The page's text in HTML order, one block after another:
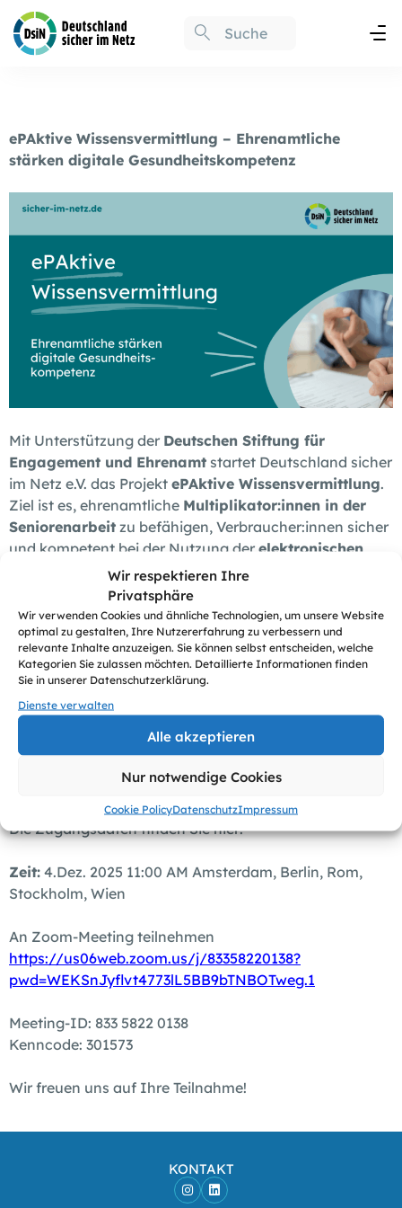
Wir respektieren Ihre
Privatsphäre
Wir verwenden Cookies und ähnliche Technologien, um unsere Website
optimal zu gestalten, Ihre Nutzererfahrung zu verbessern und
relevante Inhalte anzuzeigen. Sie können selbst entscheiden, welche
Kategorien Sie zulassen möchten. Detaillierte Informationen finden
Sie in unserer Datenschutzerklärung.
Dienste verwalten
Alle akzeptieren
Nur notwendige Cookies
Cookie PolicyDatenschutzImpressum
ePAktive Wissensvermittlung – Ehrenamtliche
stärken digitale Gesundheitskompetenz
Mit Unterstützung der Deutschen Stiftung für
Engagement und Ehrenamt startet Deutschland sicher
im Netz e.V. das ProjektePAktive Wissensvermittlung.
Ziel ist es, ehrenamtliche Multiplikator:innen in der
Seniorenarbeitzu befähigen, Verbraucher:innen sicher
und kompetent bei der Nutzung derelektronischen
Patientenakte (ePA)zu begleiten. Das Angebot richtet
sich an Multiplikator:innen und interessierte
Verbraucher:innen.
In unseren Online-Terminen geben wir einen Überblick
zur ePA, erklären Voraussetzungen und Funktionsweise,
beleuchten Datenschutz und Sicherheit und stellen
hilfreiche Materialien sowie weitere
Unterstützungsangebote vor.
Die Teilnahme erfolgtkostenlos über Zoom
Die Zugangsdaten finden Sie hier:
Zeit:4.Dez. 2025 11:00 AM Amsterdam, Berlin, Rom,
Stockholm, Wien
An Zoom-Meeting teilnehmen
https://us06web.zoom.us/j/83358220138?
pwd=WEKSnJyflvt4773lL5BB9bTNBOTweg.1
Meeting-ID: 833 5822 0138
Kenncode: 301573
Wir freuen uns auf Ihre Teilnahme!
KONTAKT